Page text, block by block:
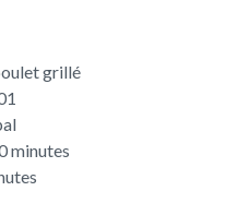
grillé
minutes